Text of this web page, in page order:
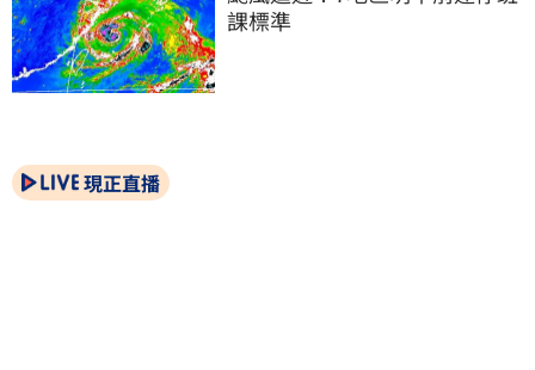
課標準
現正直播